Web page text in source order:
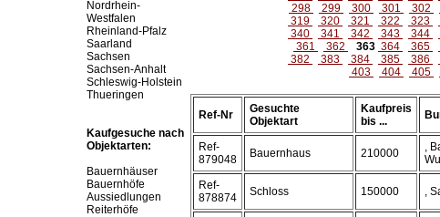
Nordrhein-
Westfalen
Rheinland-Pfalz
Saarland
Sachsen
Sachsen-Anhalt
Schleswig-Holstein
Thueringen
Kaufgesuche nach
Objektarten:
Bauernhäuser
Bauernhöfe
Aussiedlungen
Reiterhöfe
298
299 300 301 302
319
320 321 322 323
340
341 342 343 344
361
362 363 364 365
382
383 384 385 386
403
404 405
Ref-Nr
Gesuchte
Objektart
Kaufpreis
bis ...
Ref-
879048
Bauernhaus 210000
,
Ref-
878874
Schloss 150000 ,